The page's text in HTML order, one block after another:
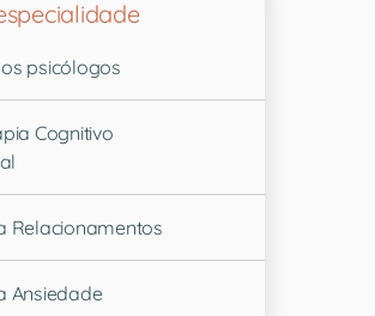
psicólogos
Cognitivo
Relacionamentos
Ansiedade